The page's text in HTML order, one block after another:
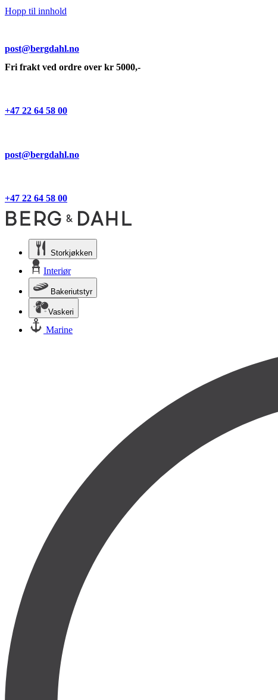
Hopp til innhold
post@bergdahl.no
Fri frakt ved ordre over kr 5000,-
+47 22 64 58 00
post@bergdahl.no
+47 22 64 58 00
Storkjøkken
Interiør
Bakeriutstyr
Vaskeri
Marine